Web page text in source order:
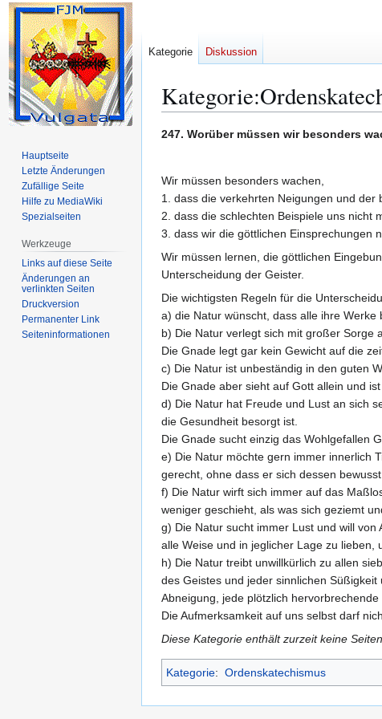
Kategorie:
Zur
Zur
247. Worüber müssen wir besonders
Wir müssen besonders wachen,
1. dass die verkehrten Neigungen und der
2. dass die schlechten Beispiele uns nicht
3. dass wir die göttlichen Einsprechungen
Wir müssen lernen, die göttlichen
Unterscheidung der Geister.
Die wichtigsten Regeln für die
a) die Natur wünscht, dass alle ihre
b) Die Natur verlegt sich mit großer Sorge
Die Gnade legt gar kein Gewicht auf die
c) Die Natur ist unbeständig in den guten
Die Gnade aber sieht auf Gott allein und
d) Die Natur hat Freude und Lust an sich
die Gesundheit besorgt ist.
Die Gnade sucht einzig das Wohlgefallen
e) Die Natur möchte gern immer innerlich
gerecht, ohne dass er sich dessen
f) Die Natur wirft sich immer auf das
weniger geschieht, als was sich geziemt
g) Die Natur sucht immer Lust und will
alle Weise und in jeglicher Lage zu lieben,
h) Die Natur treibt unwillkürlich zu allen
des Geistes und jeder sinnlichen
Abneigung, jede plötzlich
Die Aufmerksamkeit auf uns selbst darf
Diese Kategorie enthält zurzeit keine
Kategorie: Ordenskatechismus
Kategorie Diskussion
Hauptseite
Letzte Änderungen
Zufällige Seite
Hilfe zu MediaWiki
Spezialseiten
Werkzeuge
Links auf diese Seite
Änderungen an
verlinkten Seiten
Druckversion
Permanenter Link
Seiten­­informationen